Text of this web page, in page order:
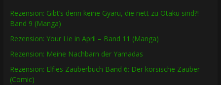
Rezension: Gibt’s denn keine Gyaru, die nett zu Otaku sind?! –
Band 9 (Manga)
Rezension: Your Lie in April – Band 11 (Manga)
Rezension: Meine Nachbarn der Yamadas
Rezension: Elfies Zauberbuch Band 6: Der korsische Zauber
(Comic)